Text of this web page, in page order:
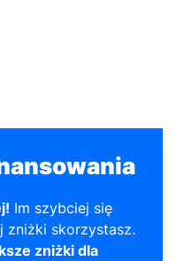
Im szybciej się
zniżki skorzystasz.
zniżki dla